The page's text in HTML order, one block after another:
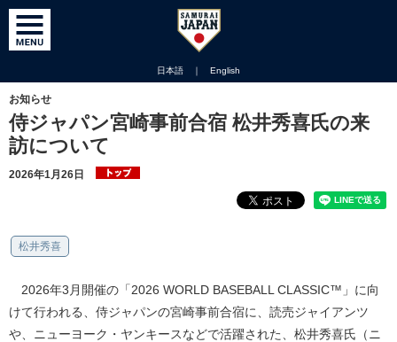
日本語 ｜ English
お知らせ
侍ジャパン宮崎事前合宿 松井秀喜氏の来
訪について
2026年1月26日
松井秀喜
2026年3月開催の「2026 WORLD BASEBALL CLASSIC™」に向
けて行われる、侍ジャパンの宮崎事前合宿に、読売ジャイアンツ
や、ニューヨーク・ヤンキースなどで活躍された、松井秀喜氏（ニ